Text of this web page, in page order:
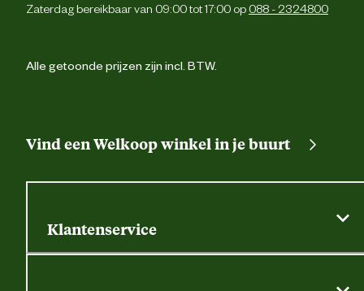
Zaterdag bereikbaar van 09:00 tot 17:00 op 088 - 2324800
Alle getoonde prijzen zijn incl. BTW.
Vind een Welkoop winkel in je buurt
Klantenservice